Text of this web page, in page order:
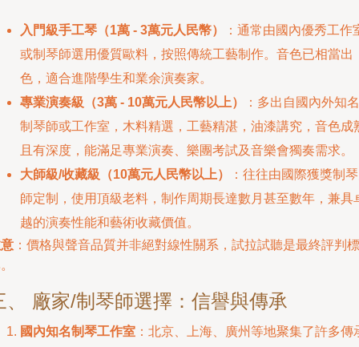
入門級手工琴（1萬 - 3萬元人民幣）
：通常由國內優秀工作
或制琴師選用優質歐料，按照傳統工藝制作。音色已相當出
色，適合進階學生和業余演奏家。
專業演奏級（3萬 - 10萬元人民幣以上）
：多出自國內外知名
制琴師或工作室，木料精選，工藝精湛，油漆講究，音色成
且有深度，能滿足專業演奏、樂團考試及音樂會獨奏需求。
大師級/收藏級（10萬元人民幣以上）
：往往由國際獲獎制
師定制，使用頂級老料，制作周期長達數月甚至數年，兼具
越的演奏性能和藝術收藏價值。
：價格與聲音品質并非絕對線性關系，試拉試聽是最終評判標
、 廠家/制琴師選擇：信譽與傳承
國內知名制琴工作室 ：北京、上海、廣州等地聚集了許多傳